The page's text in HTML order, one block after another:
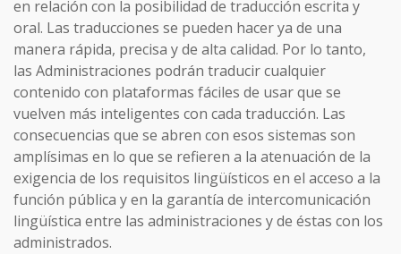
en relación con la posibilidad de traducción escrita y
oral. Las traducciones se pueden hacer ya de una
manera rápida, precisa y de alta calidad. Por lo tanto,
las Administraciones podrán traducir cualquier
contenido con plataformas fáciles de usar que se
vuelven más inteligentes con cada traducción. Las
consecuencias que se abren con esos sistemas son
amplísimas en lo que se refieren a la atenuación de la
exigencia de los requisitos lingüísticos en el acceso a la
función pública y en la garantía de intercomunicación
lingüística entre las administraciones y de éstas con los
administrados.